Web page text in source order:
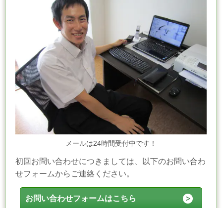
メールは24時間受付中です！
初回お問い合わせにつきましては、以下のお問い合わ
せフォームからご連絡ください。
お問い合わせフォームはこちら